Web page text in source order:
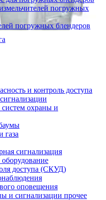
погружных
погружных блендеров
и контроль доступа
охраны и
газа
сигнализация
доступа (СКУД)
оповещения
и сигнализации прочее